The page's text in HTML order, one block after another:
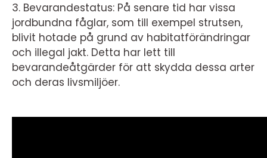
3. Bevarandestatus: På senare tid har vissa
jordbundna fåglar, som till exempel strutsen,
blivit hotade på grund av habitatförändringar
och illegal jakt. Detta har lett till
bevarandeåtgärder för att skydda dessa arter
och deras livsmiljöer.